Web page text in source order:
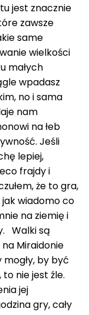
jest znacznie
zawsze
same
wielkości
małych
wpadasz
no i sama
nam
na łeb
Jeśli
lepiej,
frajdy i
że to gra,
wiadomo co
na ziemię i
Walki są
Miraidonie
by być
nie jest źle.
jej
gry, cały